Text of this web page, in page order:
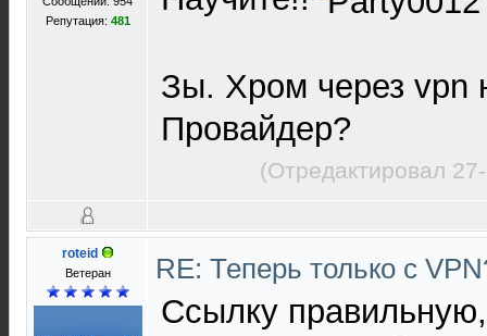
Репутация: 481
Зы. Хром через vpn
Провайдер?
(Отредактировал
roteid
Ветеран RE: Теперь только с
Ссылку